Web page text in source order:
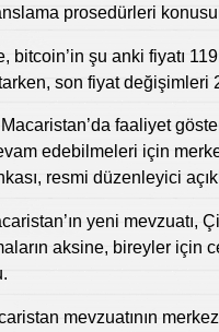
prosedürleri
bitcoin’in şu anki fiyatı
son fiyat değişimleri
faaliyet
edebilmeleri için
resmi düzenleyici
yeni
aksine, bireyler için
mevzuatının